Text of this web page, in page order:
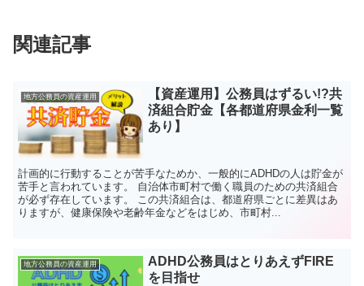
関連記事
地方公務員の資産運用
【資産運用】公務員はずるい!?共
済組合貯金【各都道府県金利一覧
あり】
計画的に行動することが苦手なためか、一般的にADHDの人は貯金が
苦手と言われています。 自治体市町村で働く職員のための共済組合
が必ず存在しています。 この共済組合は、都道府県ごとに差異はあ
りますが、健康保険や老齢年金などをはじめ、市町村...
地方公務員の資産運用
ADHD公務員はとりあえずFIRE
を目指せ